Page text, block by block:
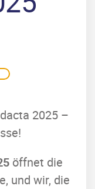
2025 –
öffnet die
und wir, die